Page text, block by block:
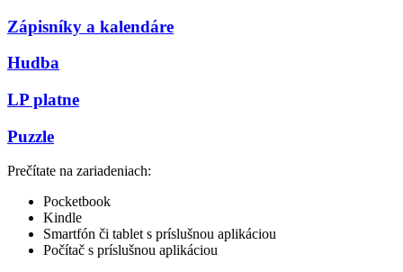
Zápisníky a kalendáre
Hudba
LP platne
Puzzle
Prečítate na zariadeniach:
Pocketbook
Kindle
Smartfón či tablet s príslušnou aplikáciou
Počítač s príslušnou aplikáciou